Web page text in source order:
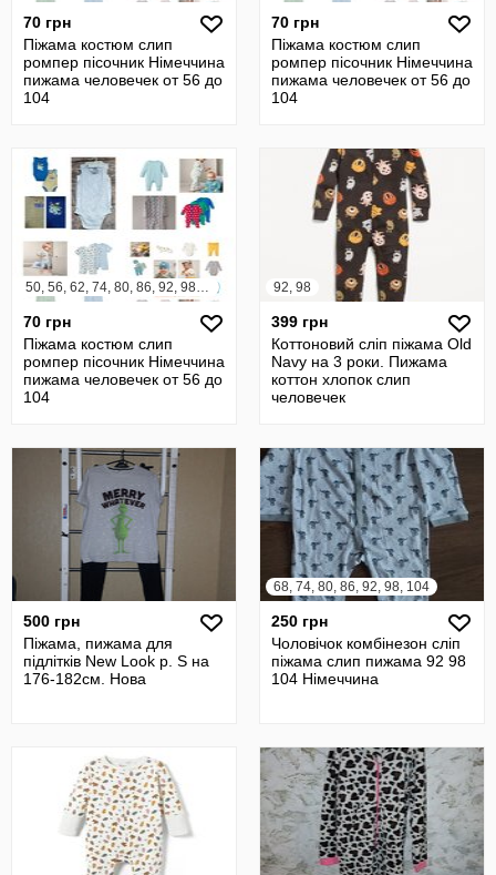
70 грн
Піжама костюм слип
ромпер пісочник Німеччина
пижама человечек от 56 до
104
70 грн
Піжама костюм слип
ромпер пісочник Німеччина
пижама человечек от 56 до
104
50, 56, 62, 74, 80, 86, 92, 98, 104
70 грн
Піжама костюм слип
ромпер пісочник Німеччина
пижама человечек от 56 до
104
92, 98
399 грн
Коттоновий сліп піжама Old
Navy на 3 роки. Пижама
коттон хлопок слип
человечек
500 грн
Піжама, пижама для
підлітків New Look р. S на
176-182см. Нова
68, 74, 80, 86, 92, 98, 104
250 грн
Чоловічок комбінезон сліп
піжама слип пижама 92 98
104 Німеччина